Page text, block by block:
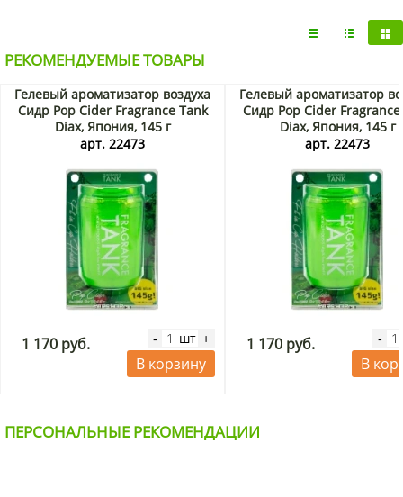
РЕКОМЕНДУЕМЫЕ ТОВАРЫ
Гелевый ароматизатор воздуха
Сидр Pop Cider Fragrance Tank
Diax, Япония, 145 г
арт. 22473
1 170 руб. - шт +
В корзину
Гелевый ароматизатор
Сидр Pop Cider Fragrance
Diax, Япония, 145 г
арт. 22473
1 170 руб. -
В
ПЕРСОНАЛЬНЫЕ РЕКОМЕНДАЦИИ